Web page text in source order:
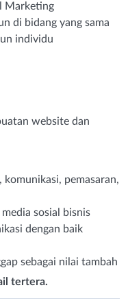
Marketing
di bidang yang sama
individu
website dan
komunikasi, pemasaran,
sosial bisnis
dengan baik
sebagai nilai tambah
tertera.